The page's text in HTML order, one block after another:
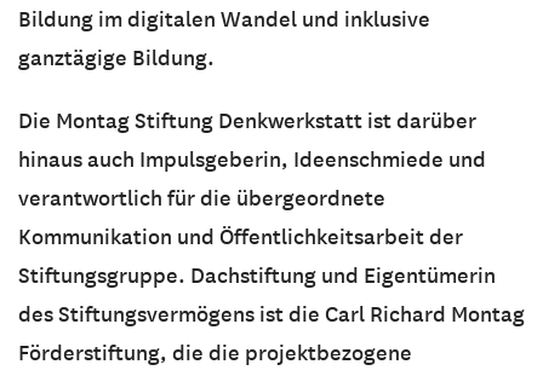
Bildung im digitalen Wandel und inklusive
ganztägige Bildung.
Die Montag Stiftung Denkwerkstatt ist darüber
hinaus auch Impulsgeberin, Ideenschmiede und
verantwortlich für die übergeordnete
Kommunikation und Öffentlichkeitsarbeit der
Stiftungsgruppe. Dachstiftung und Eigentümerin
des Stiftungsvermögens ist die Carl Richard Montag
Förderstiftung, die die projektbezogene